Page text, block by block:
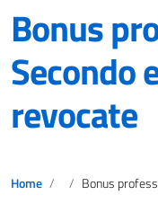
Bonus
Secondo
revocate
Home Bonus professionisti –